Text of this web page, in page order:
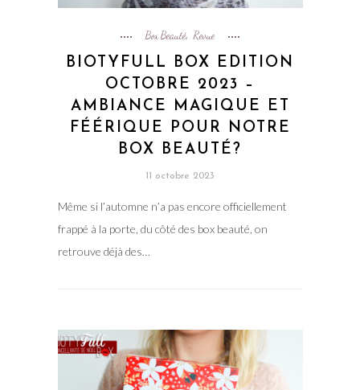
Box Beauté, Revue
BIOTYFULL BOX EDITION
OCTOBRE 2023 –
AMBIANCE MAGIQUE ET
FÉÉRIQUE POUR NOTRE
BOX BEAUTÉ?
11 octobre 2023
Même si l’automne n’a pas encore officiellement
frappé à la porte, du côté des box beauté, on
retrouve déjà des…